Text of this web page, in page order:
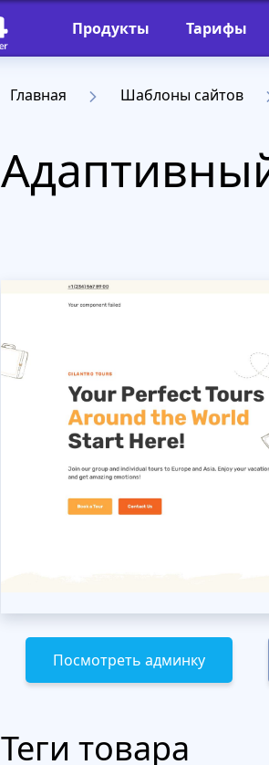
Продукты Тарифы
Главная Шаблоны сайтов
Посмотреть админку
Теги товара